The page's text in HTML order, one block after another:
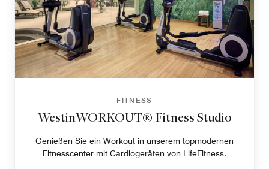
FITNESS
WestinWORKOUT® Fitness Studio
Genießen Sie ein Workout in unserem topmodernen
Fitnesscenter mit Cardiogeräten von LifeFitness.